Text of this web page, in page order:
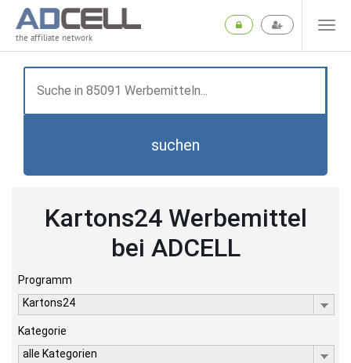
the affiliate network
suchen
Kartons24 Werbemittel
bei ADCELL
Programm
Kartons24
Kategorie
alle Kategorien